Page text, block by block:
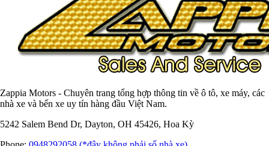
Zappia Motors - Chuyên trang tổng hợp thông tin về ô tô, xe máy, các
nhà xe và bến xe uy tín hàng đầu Việt Nam.
5242 Salem Bend Dr, Dayton, OH 45426, Hoa Kỳ